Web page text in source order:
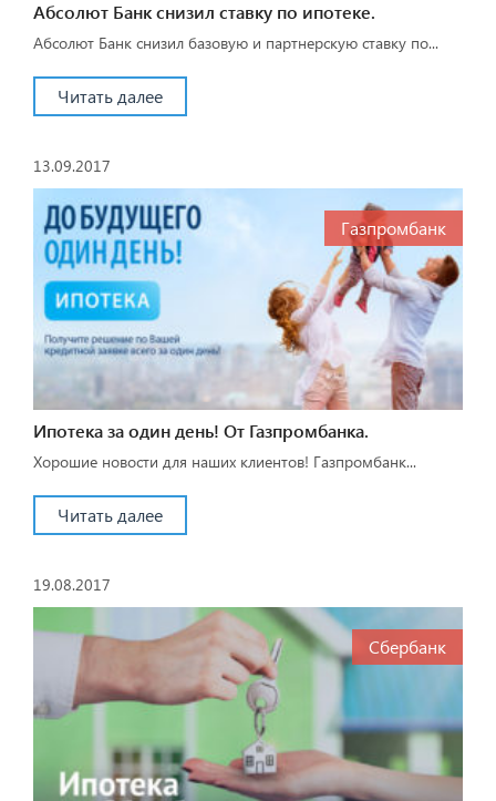
Абсолют Банк снизил ставку по ипотеке.
Абсолют Банк снизил базовую и партнерскую ставку по...
Читать далее
13.09.2017
Газпромбанк
Ипотека за один день! От Газпромбанка.
Хорошие новости для наших клиентов! Газпромбанк...
Читать далее
19.08.2017
Сбербанк